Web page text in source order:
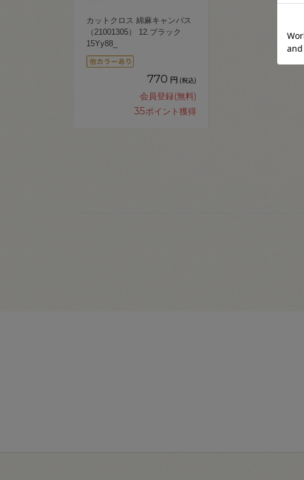
カットクロス 綿麻キャンバス
（21001305） 12.ブラック
15Yy88_
770 円 (税込)
会員登録(無料)
35ポイント獲得